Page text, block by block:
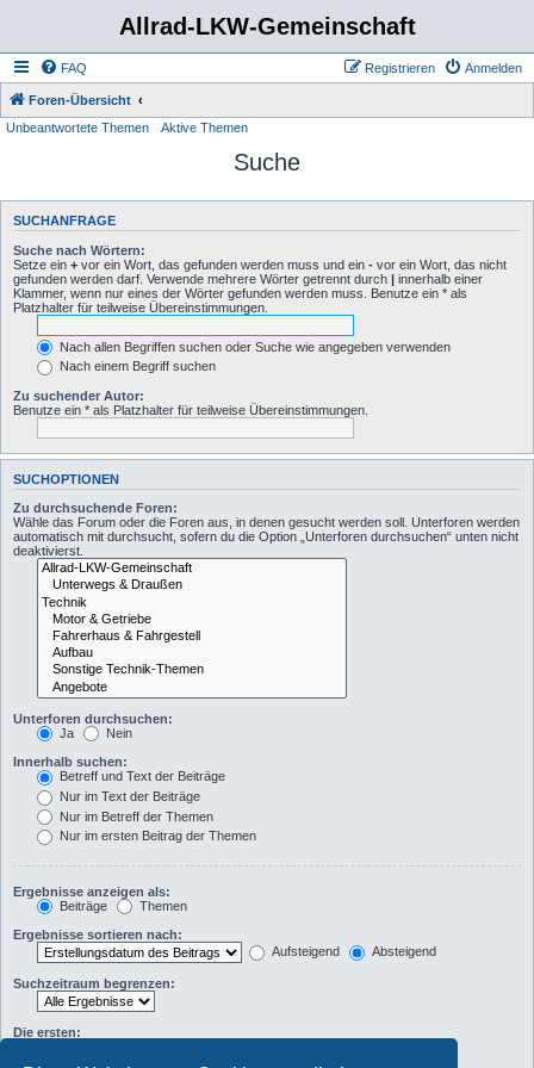
Allrad-LKW-Gemeinschaft
FAQ Anmelden
Registrieren
Foren-Übersicht
Unbeantwortete Themen
Aktive Themen
Suche
SUCHANFRAGE
Suche nach Wörtern:
Setze ein + vor ein Wort, das gefunden werden muss und ein - vor ein Wort, das nicht
gefunden werden darf. Verwende mehrere Wörter getrennt durch | innerhalb einer
Klammer, wenn nur eines der Wörter gefunden werden muss. Benutze ein * als
Platzhalter für teilweise Übereinstimmungen.
Nach allen Begriffen suchen oder Suche wie angegeben verwenden
Nach einem Begriff suchen
Zu suchender Autor:
Benutze ein * als Platzhalter für teilweise Übereinstimmungen.
SUCHOPTIONEN
Zu durchsuchende Foren:
Wähle das Forum oder die Foren aus, in denen gesucht werden soll. Unterforen werden
automatisch mit durchsucht, sofern du die Option „Unterforen durchsuchen“ unten nicht
deaktivierst.
Unterforen durchsuchen:
Ja
Nein
Innerhalb suchen:
Betreff und Text der Beiträge
Nur im Text der Beiträge
Nur im Betreff der Themen
Nur im ersten Beitrag der Themen
Ergebnisse anzeigen als:
Beiträge
Themen
Ergebnisse sortieren nach:
Aufsteigend
Absteigend
Suchzeitraum begrenzen:
Die ersten: